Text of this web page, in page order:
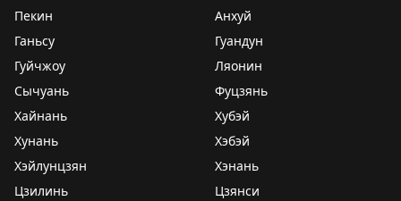
Пекин
Анхуй
Ганьсу
Гуандун
Гуйчжоу
Ляонин
Сычуань
Фуцзянь
Хайнань
Хубэй
Хунань
Хэбэй
Хэйлунцзян
Хэнань
Цзилинь
Цзянси